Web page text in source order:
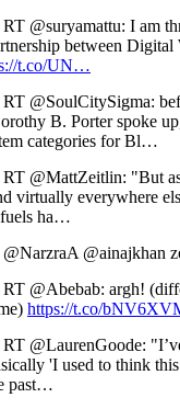
RT @suryamattu: I am
between Digital
t.co/UN…
RT @SoulCitySigma:
B. Porter spoke
categories for Bl…
RT @MattZeitlin: "But
virtually everywhere
fuels ha…
@NarzraA @ainajkhan
RT @Abebab: argh!
https://t.co/
RT @LaurenGoode:
'I used to think
past…